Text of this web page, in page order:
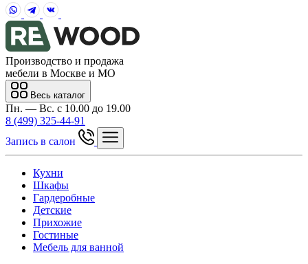
Производство и продажа
мебели в Москве и МО
Весь каталог
Пн. — Вс. с 10.00 до 19.00
8 (499) 325-44-91
Запись в салон
Кухни
Шкафы
Гардеробные
Детские
Прихожие
Гостиные
Мебель для ванной